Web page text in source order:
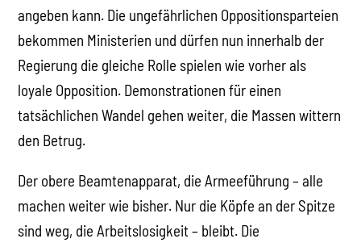
angeben kann. Die ungefährlichen Oppositionsparteien
bekommen Ministerien und dürfen nun innerhalb der
Regierung die gleiche Rolle spielen wie vorher als
loyale Opposition. Demonstrationen für einen
tatsächlichen Wandel gehen weiter, die Massen wittern
den Betrug.
Der obere Beamtenapparat, die Armeeführung – alle
machen weiter wie bisher. Nur die Köpfe an der Spitze
sind weg, die Arbeitslosigkeit – bleibt. Die